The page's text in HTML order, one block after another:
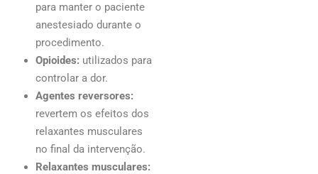
para manter o paciente
anestesiado durante o
procedimento.
Opioides: utilizados para
controlar a dor.
Agentes reversores:
revertem os efeitos dos
relaxantes musculares
no final da intervenção.
Relaxantes musculares: